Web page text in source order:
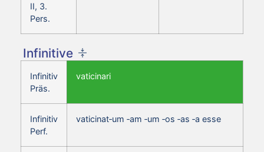
II, 3.
Pers.
Infinitive
Infinitiv
Präs.
vaticinari
Infinitiv
Perf.
vaticinat‑um ‑am ‑um ‑os ‑as ‑a esse